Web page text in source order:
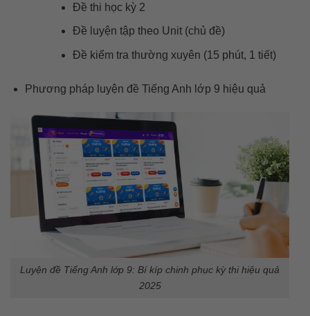
Đề thi học kỳ 2
Đề luyện tập theo Unit (chủ đề)
Đề kiểm tra thường xuyên (15 phút, 1 tiết)
Phương pháp luyện đề Tiếng Anh lớp 9 hiệu quả
Luyện đề Tiếng Anh lớp 9: Bí kíp chinh phục kỳ thi hiệu quả
2025